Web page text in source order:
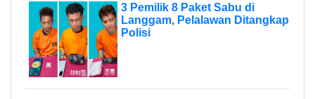
3 Pemilik 8 Paket Sabu di
Langgam, Pelalawan Ditangkap
Polisi